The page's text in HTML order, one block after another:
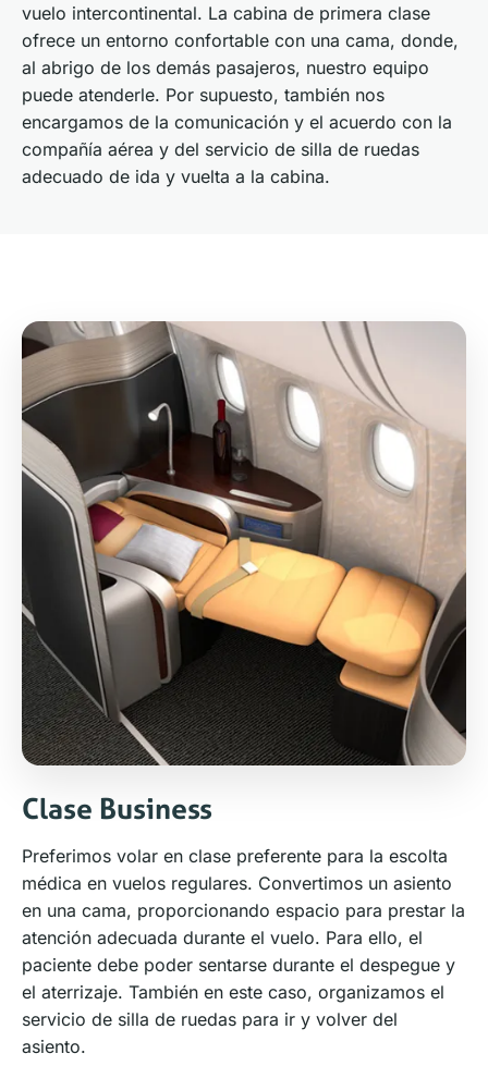
vuelo intercontinental. La cabina de primera clase
ofrece un entorno confortable con una cama, donde,
al abrigo de los demás pasajeros, nuestro equipo
puede atenderle. Por supuesto, también nos
encargamos de la comunicación y el acuerdo con la
compañía aérea y del servicio de silla de ruedas
adecuado de ida y vuelta a la cabina.
Clase Business
Preferimos volar en clase preferente para la escolta
médica en vuelos regulares. Convertimos un asiento
en una cama, proporcionando espacio para prestar la
atención adecuada durante el vuelo. Para ello, el
paciente debe poder sentarse durante el despegue y
el aterrizaje. También en este caso, organizamos el
servicio de silla de ruedas para ir y volver del
asiento.